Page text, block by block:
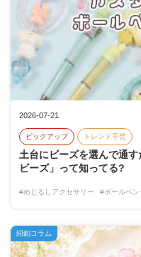
2026-07-21
ピックアップ トレンド手芸
土台にビーズを選んで通
ビーズ」って知ってる?
#めじるしアクセサリー #ボールペン
紐釦コラム